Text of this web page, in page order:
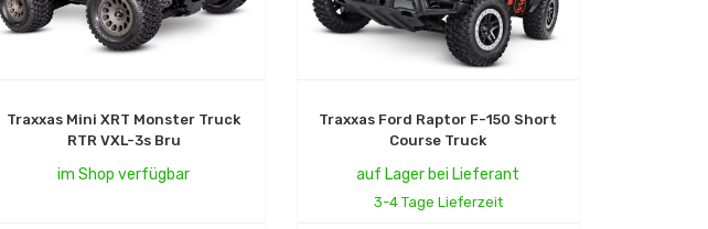
Traxxas Mini XRT Monster Truck
RTR VXL-3s Bru
im Shop verfügbar
Traxxas Ford Raptor F-150 Short
Course Truck
auf Lager bei Lieferant
3-4 Tage Lieferzeit